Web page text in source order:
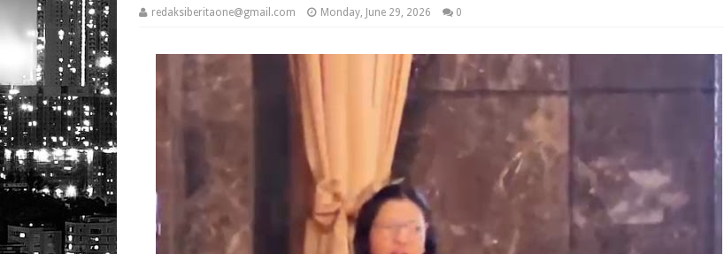
redaksiberitaone@gmail.com Monday, June 29, 2026 0